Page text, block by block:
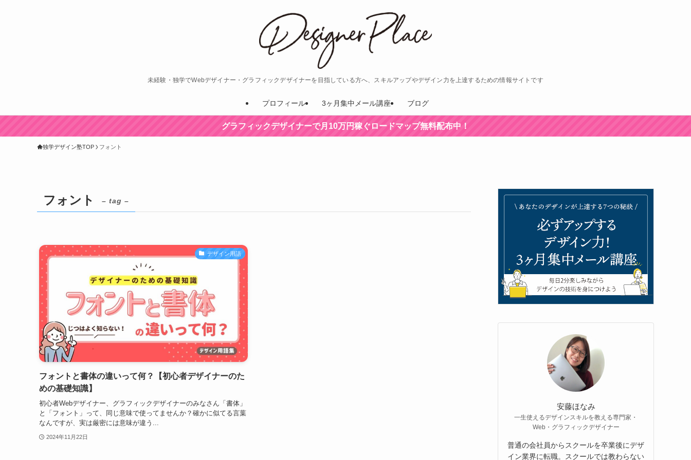
未経験・独学でWebデザイナー・グラフィックデザイナーを目指している方へ、スキルアップやデザイン力を上達するための情報サイトです
プロフィール 3ヶ月集中メール講座 ブログ
グラフィックデザイナーで月10万円稼ぐロードマップ無料配布中！
独学デザイン塾TOP フォント
フォント – tag –
デザイン用語
フォントと書体の違いって何？【初心者デザイナーのた
めの基礎知識】
初心者Webデザイナー、グラフィックデザイナーのみなさん「書体」
と「フォント」って、同じ意味で使ってませんか？確かに似てる言葉
なんですが、実は厳密には意味が違う...
2024年11月22日
安藤ほなみ
一生使えるデザインスキルを教える専門家・
Web・グラフィックデザイナー
普通の会社員からスクールを卒業後にデザ
イン業界に転職。スクールでは教わらない